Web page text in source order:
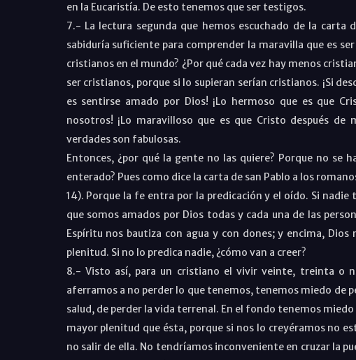
en la Eucaristía. De esto tenemos que ser testigos.
7.- La lectura segunda que hemos escuchado de la carta
sabiduría suficiente para comprender la maravilla que es
cristianos en el mundo? ¿Por qué cada vez hay menos
ser cristianos, porque si lo supieran serían cristianos. ¡Si
es sentirse amado por Dios! ¡Lo hermoso que es que
nosotros! ¡Lo maravilloso que es que Cristo después
verdades son fabulosas.
Entonces, ¿por qué la gente no las quiere? Porque no se
enterado? Pues como dice la carta de san Pablo a los
14). Porque la fe entra por la predicación y el oído. Si
que somos amados por Dios todas y cada una de las
Espíritu nos bautiza con agua y con dones; y encima,
plenitud. Si no lo predica nadie, ¿cómo van a creer?
8.- Visto así, para un cristiano el vivir veinte, treinta o
aferramos a no perder lo que tenemos, tenemos miedo de
salud, de perder la vida terrenal. En el fondo tenemos
mayor plenitud que ésta, porque si nos lo creyéramos no
no salir de ella. No tendríamos inconveniente en cruzar la